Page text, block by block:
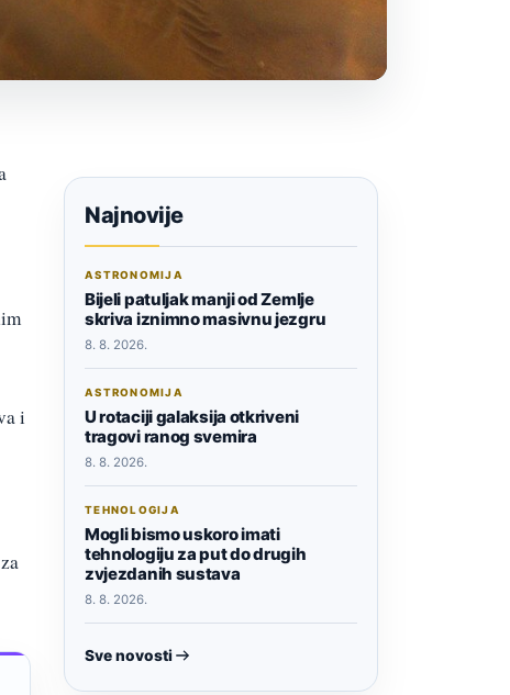
i
Najnovije
ASTRONOMIJA
Bijeli patuljak manji od Zemlje
skriva iznimno masivnu jezgru
8. 8. 2026.
ASTRONOMIJA
U rotaciji galaksija otkriveni
tragovi ranog svemira
8. 8. 2026.
TEHNOLOGIJA
Mogli bismo uskoro imati
tehnologiju za put do drugih
zvjezdanih sustava
8. 8. 2026.
Sve novosti